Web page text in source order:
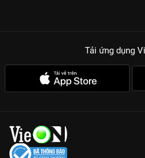
Tải ứng dụng